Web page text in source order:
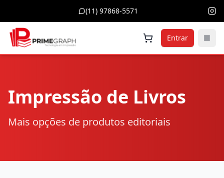
(11) 97868-5571
Entrar
Impressão de Livros
Mais opções de produtos editoriais